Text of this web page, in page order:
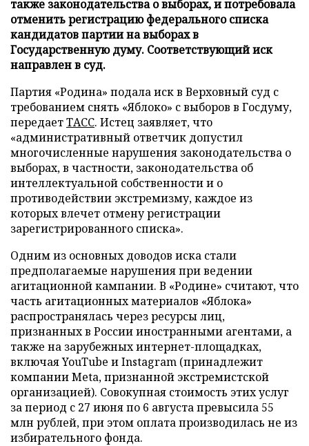
также законодательства о выборах, и потребовала
отменить регистрацию федерального списка
кандидатов партии на выборах в
Государственную думу. Соответствующий иск
направлен в суд.
Партия «Родина» подала иск в Верховный суд с
требованием снять «Яблоко» с выборов в Госдуму,
передаетТАСС. Истец заявляет, что
«административный ответчик допустил
многочисленные нарушения законодательства о
выборах, в частности, законодательства об
интеллектуальной собственности и о
противодействии экстремизму, каждое из
которых влечет отмену регистрации
зарегистрированного списка».
Одним из основных доводов иска стали
предполагаемые нарушения при ведении
агитационной кампании. В «Родине» считают, что
часть агитационных материалов «Яблока»
распространялась через ресурсы лиц,
признанных в России иностранными агентами, а
также на зарубежных интернет-площадках,
включая YouTube и Instagram (принадлежит
компании Meta, признанной экстремистской
организацией). Совокупная стоимость этих услуг
за период с 27 июня по 6 августа превысила 55
млн рублей, при этом оплата производилась не из
избирательного фонда.